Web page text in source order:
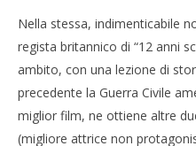
Nella stessa, indimenticabile
regista britannico di “12 anni
ambito, con una lezione di
precedente la Guerra Civile
miglior film, ne ottiene altre
(migliore attrice non